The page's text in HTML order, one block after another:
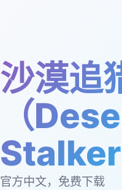
沙漠追
（
Stalker
官方中文，免费下载